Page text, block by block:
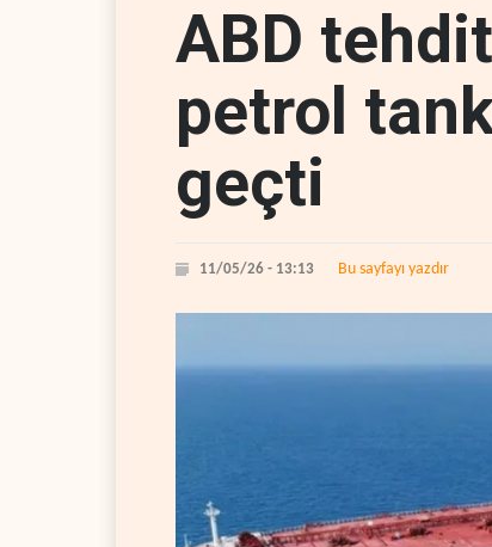
ABD
petrol
geçti
11/05/26 - 13:13 Bu sayfayı yazdır